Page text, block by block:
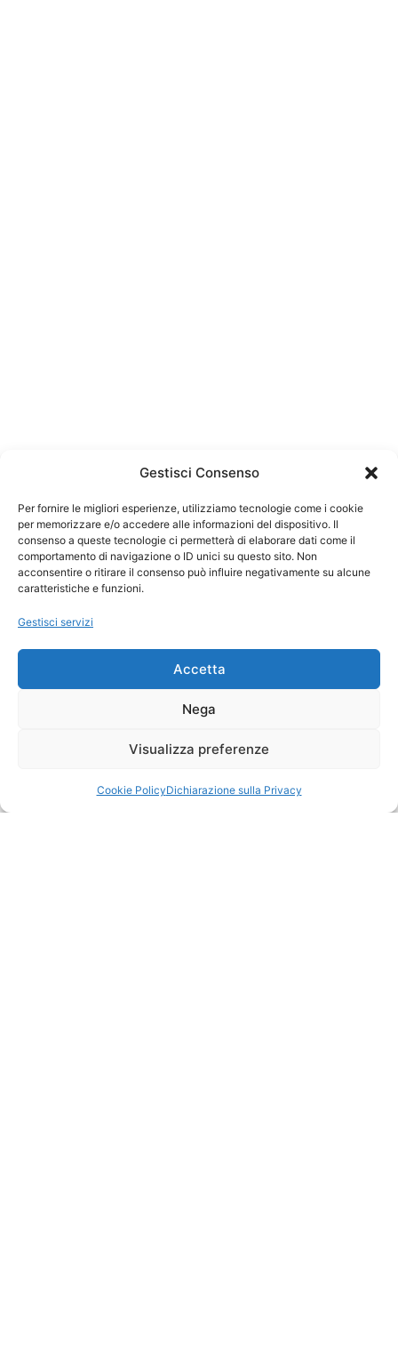
Gestisci Consenso
Per fornire le migliori esperienze, utilizziamo tecnologie come i cookie
per memorizzare e/o accedere alle informazioni del dispositivo. Il
consenso a queste tecnologie ci permetterà di elaborare dati come il
comportamento di navigazione o ID unici su questo sito. Non
acconsentire o ritirare il consenso può influire negativamente su alcune
caratteristiche e funzioni.
Gestisci servizi
Accetta
Nega
Visualizza preferenze
Cookie PolicyDichiarazione sulla Privacy
fondamenta:passione, ingegno, tenacia.
Qualitàche ci accompagnano datre
generazionie che ci hanno fattocrescere
responsabilmente, guidando il nostro
lavorogiorno dopo giorno
Scopri Di Più